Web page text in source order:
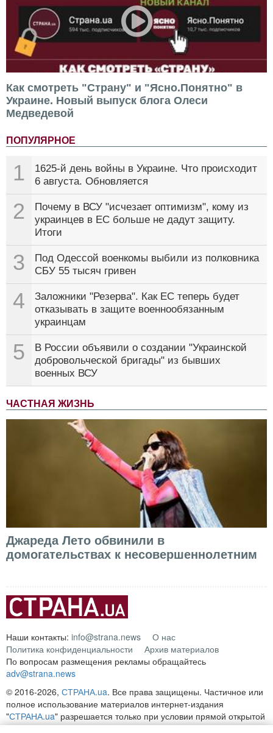
Как смотреть "Страну" и "Ясно.Понятно" в
Украине. Новый выпуск блога Олеси
Медведевой
ПОПУЛЯРНОЕ
1
1625-й день войны в Украине. Что происходит
6 августа. Обновляется
2
Почему в ВСУ "исчезает оптимизм", кому из
украинцев в ЕС больше не дадут защиту.
Итоги
3
Под Одессой военкомы выбили из полковника
СБУ 55 тысяч гривен
4
Заложники "Резерва". Как ЕС теперь будет
отказывать в защите военнообязанным
украинцам
5
В России объявили о создании "Украинской
добровольческой бригады" из бывших
военных ВСУ
ЧАСТНАЯ ЖИЗНЬ
Джареда Лето обвинили в
домогательствах к несовершеннолетним
Наши контакты: info@strana.news
О нас
Политика конфиденциальности
Архив материалов
По вопросам размещения рекламы обращайтесь
adv@strana.news
© 2016-2026, СТРАНА.ua. Все права защищены. Частичное или
полное использование материалов интернет-издания
"СТРАНА.ua" разрешается только при условии прямой открытой
для поисковых систем гиперссылки на непосредственный адрес